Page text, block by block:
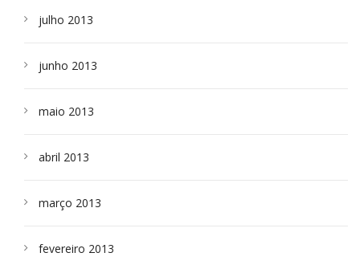
julho 2013
junho 2013
maio 2013
abril 2013
março 2013
fevereiro 2013